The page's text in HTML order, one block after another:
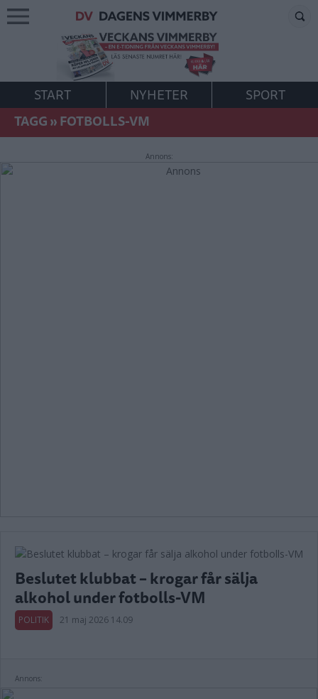
START NYHETER
SPORT
TAGG»FOTBOLLS-VM
Annons:
Beslutet klubbat – krogar får sälja
alkohol under fotbolls-VM
POLITIK 21 maj 2026 14.09
Annons: